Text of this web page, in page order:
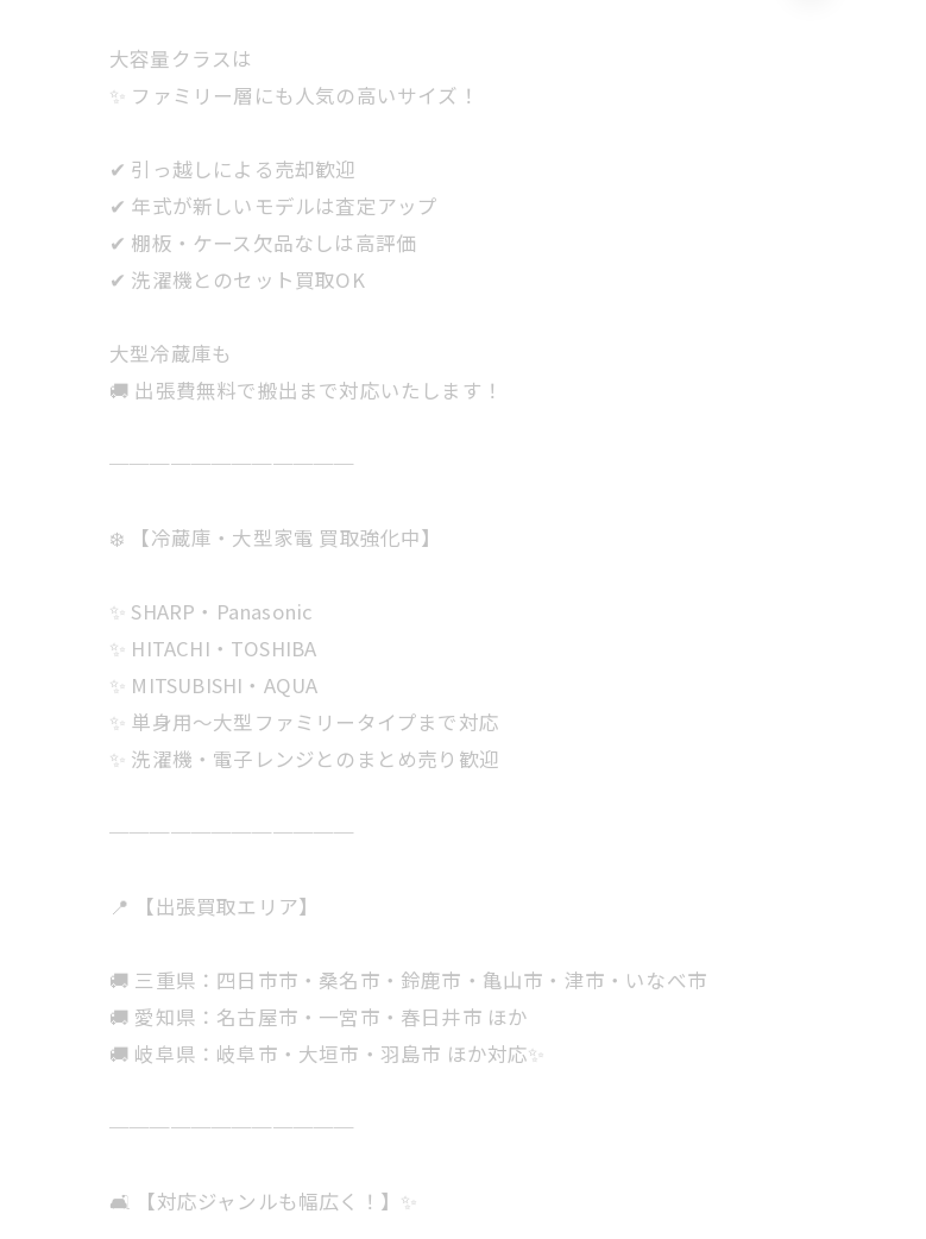
大容量クラスは
✨ ファミリー層にも人気の高いサイズ！
✔ 引っ越しによる売却歓迎
✔ 年式が新しいモデルは査定アップ
✔ 棚板・ケース欠品なしは高評価
✔ 洗濯機とのセット買取OK
大型冷蔵庫も
🚚 出張費無料で搬出まで対応いたします！
────────────
❄️ 【冷蔵庫・大型家電 買取強化中】
✨ SHARP・Panasonic
✨ HITACHI・TOSHIBA
✨ MITSUBISHI・AQUA
✨ 単身用〜大型ファミリータイプまで対応
✨ 洗濯機・電子レンジとのまとめ売り歓迎
────────────
📍 【出張買取エリア】
🚚 三重県：四日市市・桑名市・鈴鹿市・亀山市・津市・いなべ市
🚚 愛知県：名古屋市・一宮市・春日井市 ほか
🚚 岐阜県：岐阜市・大垣市・羽島市 ほか対応✨
────────────
🛋 【対応ジャンルも幅広く！】✨